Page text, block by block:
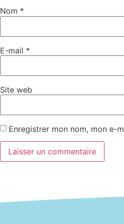
Nom *
E-mail *
Site web
Enregistrer mon nom, mon e-